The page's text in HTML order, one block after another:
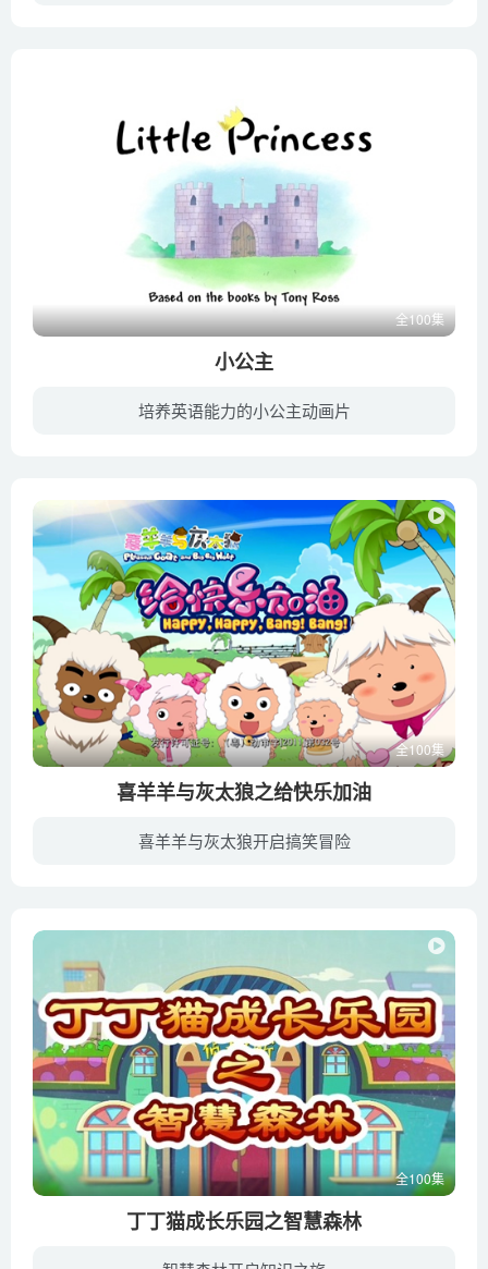
全100集
小公主
培养英语能力的小公主动画片
全100集
喜羊羊与灰太狼之给快乐加油
喜羊羊与灰太狼开启搞笑冒险
全100集
丁丁猫成长乐园之智慧森林